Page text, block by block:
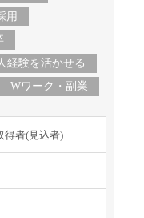
用
経験を活かせる
Wワーク・副業
得者(見込者)